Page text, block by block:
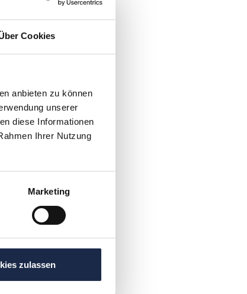
Cookies
anbieten zu können
unserer
diese Informationen
Ihrer Nutzung
Marketing
zulassen